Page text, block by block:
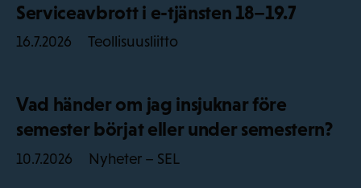
Serviceavbrott i e-tjänsten 18–19.7
16.7.2026 Teollisuusliitto
Vad händer om jag insjuknar före
semester börjat eller under semestern?
10.7.2026 Nyheter – SEL